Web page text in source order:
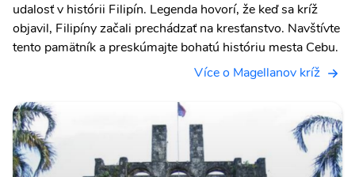
udalosť v histórii Filipín. Legenda hovorí, že keď sa kríž
objavil, Filipíny začali prechádzať na kresťanstvo. Navštívte
tento pamätník a preskúmajte bohatú históriu mesta Cebu.
Více o Magellanov kríž